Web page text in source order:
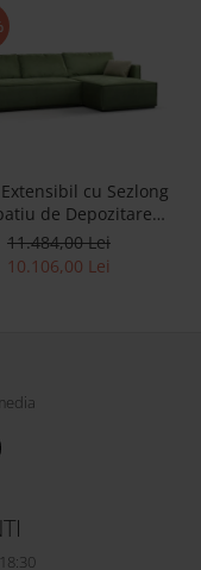
cu Sezlong
de Depozitare
Personalizabil 309cm
Cadru
11.484,00 Lei
10.106,00 Lei